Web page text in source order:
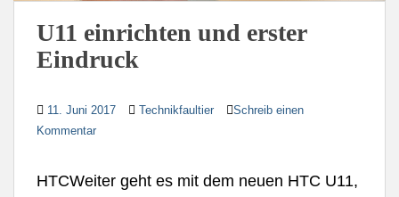
U11 einrichten und erster
Eindruck
11. Juni 2017 Technikfaultier
Schreib einen
Kommentar
HTCWeiter geht es mit dem neuen HTC U11,